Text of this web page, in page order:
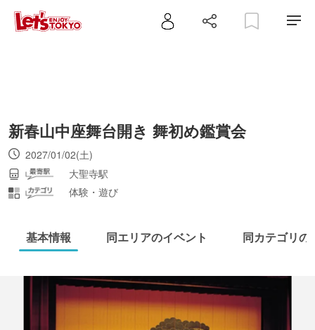
新春山中座舞台開き 舞初め鑑賞会
2027/01/02(土)
大聖寺駅
体験・遊び
基本情報 同エリアのイベント 同カテゴリの